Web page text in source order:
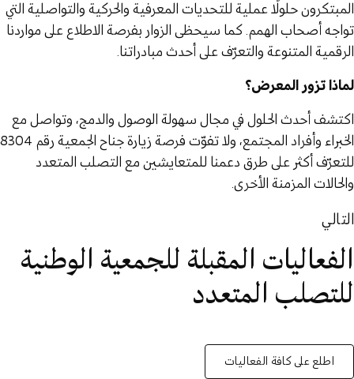
المبتكرون حلولًا عملية للتحديات المعرفية والحركية والتواصلية التي
تواجه أصحاب الهمم. كما سيحظى الزوار بفرصة الاطلاع على مواردنا
الرقمية المتنوعة والتعرّف على أحدث مبادراتنا.
لماذا تزور المعرض؟
اكتشف أحدث الحلول في مجال سهولة الوصول والدمج، وتواصل مع
الخبراء وأفراد المجتمع، ولا تفوّت فرصة زيارة جناح الجمعية رقم 8304
للتعرّف أكثر على طرق دعمنا للمتعايشين مع التصلب المتعدد
والحالات المزمنة الأخرى.
التالي
الفعاليات المقبلة للجمعية الوطنية
للتصلب المتعدد
اطلع على كافة الفعاليات